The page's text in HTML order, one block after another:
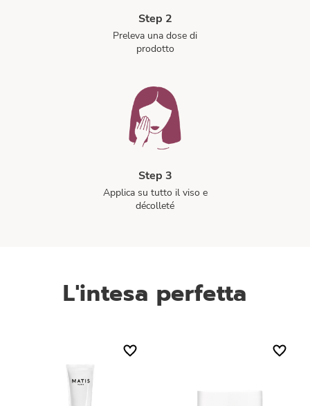
Step 2
Preleva una dose di
prodotto
Step 3
Applica su tutto il viso e
décolleté
L'intesa perfetta